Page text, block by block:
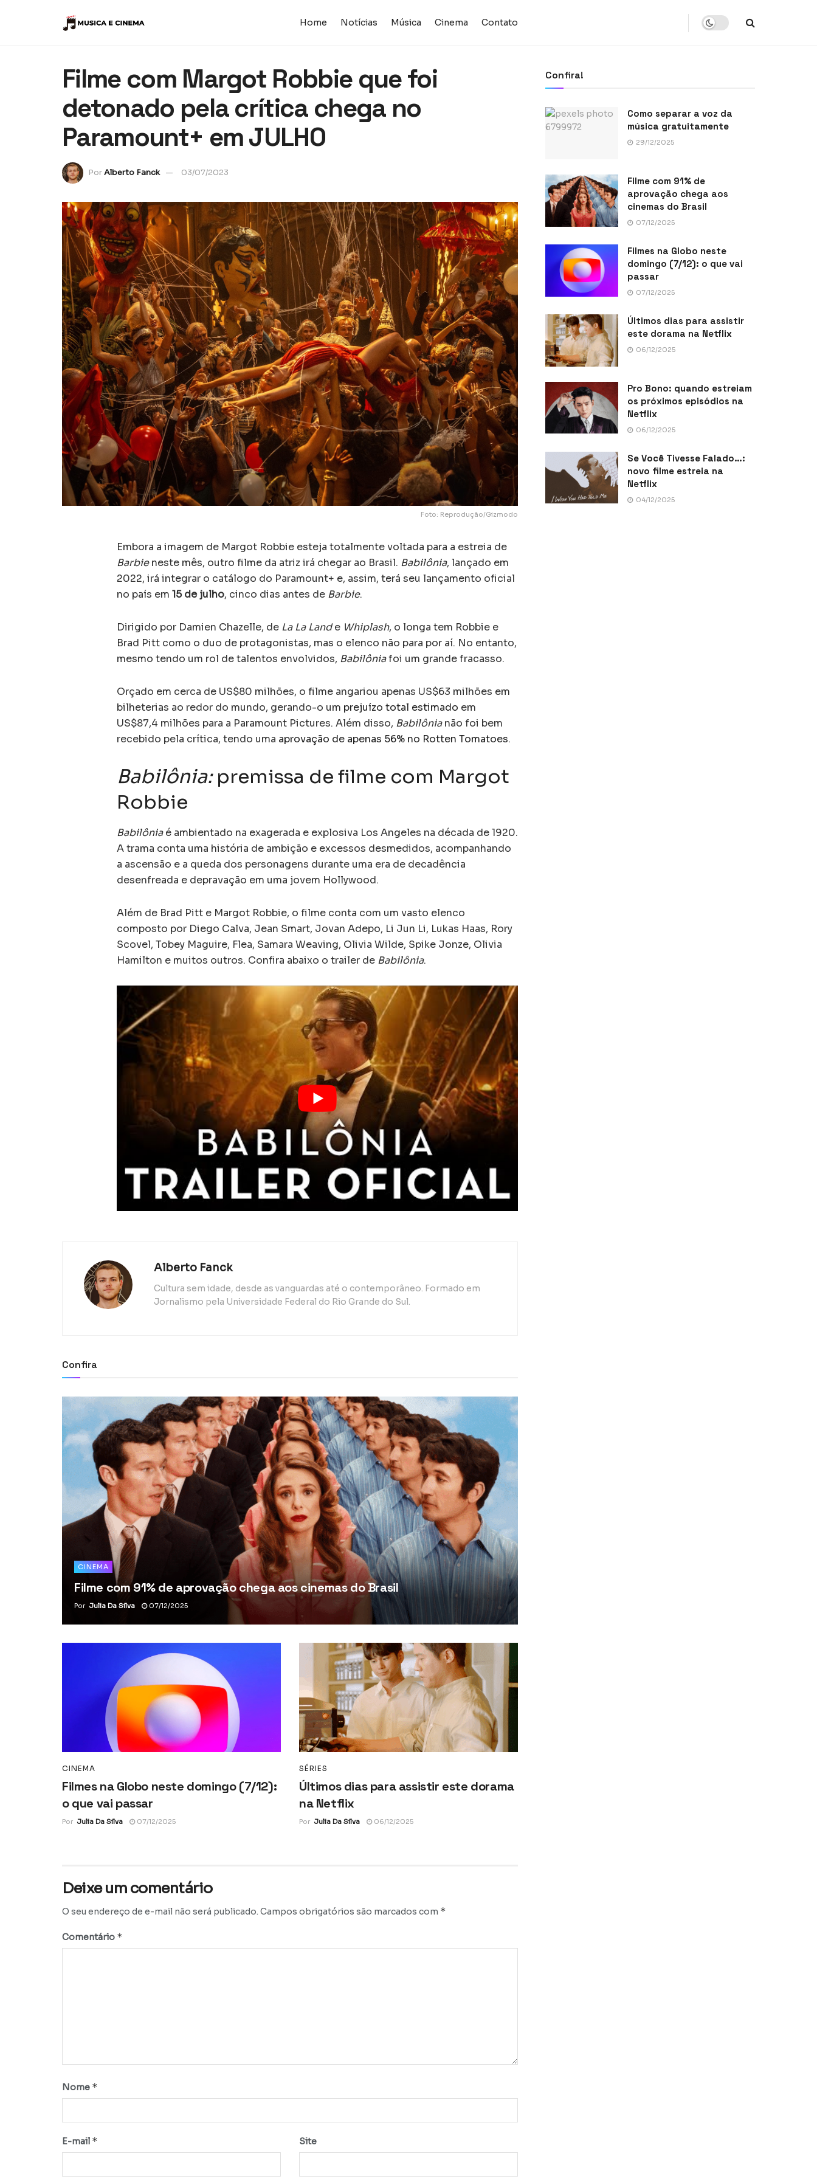
Home Notícias Música Cinema Contato
Filme com Margot Robbie que foi
detonado pela crítica chega no
Paramount+ em JULHO
PorAlberto Fanck 03/07/2023
Foto: Reprodução/Gizmodo
Embora a imagem de Margot Robbie esteja totalmente voltada para a estreia de
Barbieneste mês, outro filme da atriz irá chegar ao Brasil. Babilônia, lançado em
2022, irá integrar o catálogo do Paramount+ e, assim, terá seu lançamento oficial
no país em 15 de julho, cinco dias antes de Barbie.
Dirigido por Damien Chazelle, de La La Lande Whiplash, o longa tem Robbie e
Brad Pitt como o duo de protagonistas, mas o elenco não para por aí. No entanto,
mesmo tendo um rol de talentos envolvidos, Babilôniafoi um grande fracasso.
Orçado em cerca de US$80 milhões, o filme angariou apenas US$63 milhões em
bilheterias ao redor do mundo, gerando-o um prejuízo total estimado em
US$87,4 milhões para a Paramount Pictures. Além disso, Babilônianão foi bem
recebido pela crítica, tendo uma aprovação de apenas 56% no Rotten Tomatoes.
Babilônia: premissa de filme com Margot
Robbie
Babilôniaé ambientado na exagerada e explosiva Los Angeles na década de 1920.
A trama conta uma história de ambição e excessos desmedidos, acompanhando
a ascensão e a queda dos personagens durante uma era de decadência
desenfreada e depravação em uma jovem Hollywood.
Além de Brad Pitt e Margot Robbie, o filme conta com um vasto elenco
composto por Diego Calva, Jean Smart, Jovan Adepo, Li Jun Li, Lukas Haas, Rory
Scovel, Tobey Maguire, Flea, Samara Weaving, Olivia Wilde, Spike Jonze, Olivia
Hamilton e muitos outros. Confira abaixo o trailer de Babilônia.
Alberto Fanck
Cultura sem idade, desde as vanguardas até o contemporâneo. Formado em
Jornalismo pela Universidade Federal do Rio Grande do Sul.
Confira
CINEMA
Filme com 91% de aprovação chega aos cinemas do Brasil
Por Julia Da Silva 07/12/2025
CINEMA
Filmes na Globo neste domingo (7/12):
o que vai passar
Por Julia Da Silva 07/12/2025
SÉRIES
Últimos dias para assistir este dorama
na Netflix
Por Julia Da Silva 06/12/2025
Deixe um comentário
O seu endereço de e-mail não será publicado. Campos obrigatórios são marcados com *
Comentário *
Nome *
E-mail * Site
Confira!
Como separar a voz da
música gratuitamente
29/12/2025
Filme com 91% de
aprovação chega aos
cinemas do Brasil
07/12/2025
Filmes na Globo neste
domingo (7/12): o que vai
passar
07/12/2025
Últimos dias para assistir
este dorama na Netflix
06/12/2025
Pro Bono: quando estreiam
os próximos episódios na
Netflix
06/12/2025
Se Você Tivesse Falado…:
novo filme estreia na
Netflix
04/12/2025